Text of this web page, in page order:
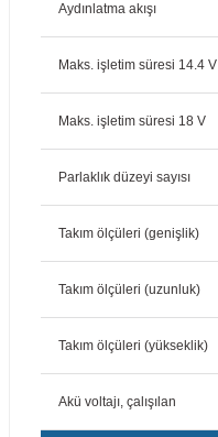
Aydınlatma akışı
Maks. işletim süresi 14.4 V
Maks. işletim süresi 18 V
Parlaklık düzeyi sayısı
Takım ölçüleri (genişlik)
Takım ölçüleri (uzunluk)
Takım ölçüleri (yükseklik)
Akü voltajı, çalışılan